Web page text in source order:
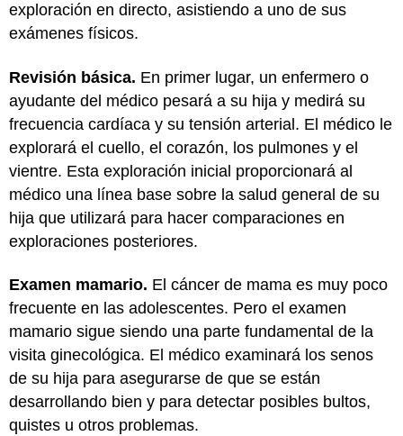
exploración en directo, asistiendo a uno de sus
exámenes físicos.
Revisión básica. En primer lugar, un enfermero o
ayudante del médico pesará a su hija y medirá su
frecuencia cardíaca y su tensión arterial. El médico le
explorará el cuello, el corazón, los pulmones y el
vientre. Esta exploración inicial proporcionará al
médico una línea base sobre la salud general de su
hija que utilizará para hacer comparaciones en
exploraciones posteriores.
Examen mamario. El cáncer de mama es muy poco
frecuente en las adolescentes. Pero el examen
mamario sigue siendo una parte fundamental de la
visita ginecológica. El médico examinará los senos
de su hija para asegurarse de que se están
desarrollando bien y para detectar posibles bultos,
quistes u otros problemas.